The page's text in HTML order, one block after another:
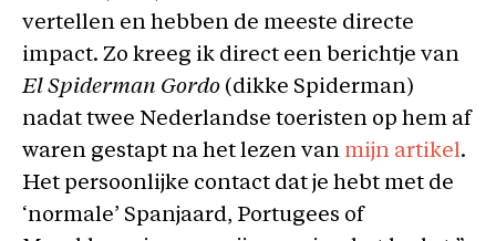
vertellen en hebben de meeste directe
impact. Zo kreeg ik direct een berichtje van
El Spiderman Gordo (dikke Spiderman)
nadat twee Nederlandse toeristen op hem af
waren gestapt na het lezen van mijn artikel.
Het persoonlijke contact dat je hebt met de
‘normale’ Spanjaard, Portugees of